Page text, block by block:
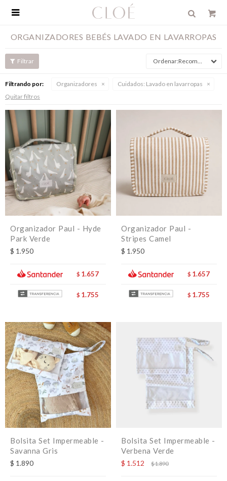

ORGANIZADORES BEBÉS LAVADO EN LAVARROPAS
Recomendados
Filtrando por: Organizadores Cuidados: Lavado en lavarropas
Quitar filtros
Organizador Paul - Hyde
Park Verde
$ 1.950
$ 1.657
$ 1.755
Organizador Paul -
Stripes Camel
$ 1.950
$ 1.657
$ 1.755
Bolsita Set Impermeable -
Savanna Gris
$ 1.890
Bolsita Set Impermeable -
Verbena Verde
$ 1.512 $1.890